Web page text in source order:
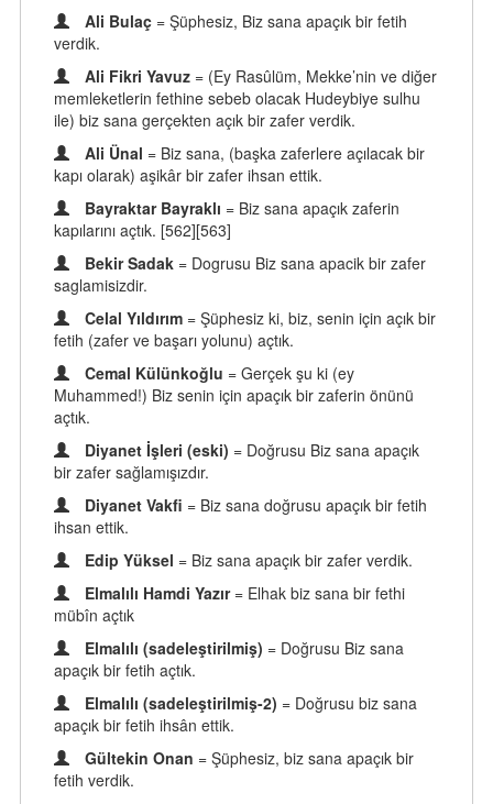
Ali Bulaç = Şüphesiz, Biz sana apaçık bir fetih
verdik.
Ali Fikri Yavuz = (Ey Rasûlüm, Mekke’nin ve diğer
memleketlerin fethine sebeb olacak Hudeybiye sulhu
ile) biz sana gerçekten açık bir zafer verdik.
Ali Ünal = Biz sana, (başka zaferlere açılacak bir
kapı olarak) aşikâr bir zafer ihsan ettik.
Bayraktar Bayraklı = Biz sana apaçık zaferin
kapılarını açtık. [562][563]
Bekir Sadak = Dogrusu Biz sana apacik bir zafer
saglamisizdir.
Celal Yıldırım = Şüphesiz ki, biz, senin için açık bir
fetih (zafer ve başarı yolunu) açtık.
Cemal Külünkoğlu = Gerçek şu ki (ey
Muhammed!) Biz senin için apaçık bir zaferin önünü
açtık.
Diyanet İşleri (eski) = Doğrusu Biz sana apaçık
bir zafer sağlamışızdır.
Diyanet Vakfi = Biz sana doğrusu apaçık bir fetih
ihsan ettik.
Edip Yüksel = Biz sana apaçık bir zafer verdik.
Elmalılı Hamdi Yazır = Elhak biz sana bir fethi
mübîn açtık
Elmalılı (sadeleştirilmiş) = Doğrusu Biz sana
apaçık bir fetih açtık.
Elmalılı (sadeleştirilmiş-2) = Doğrusu biz sana
apaçık bir fetih ihsân ettik.
Gültekin Onan = Şüphesiz, biz sana apaçık bir
fetih verdik.